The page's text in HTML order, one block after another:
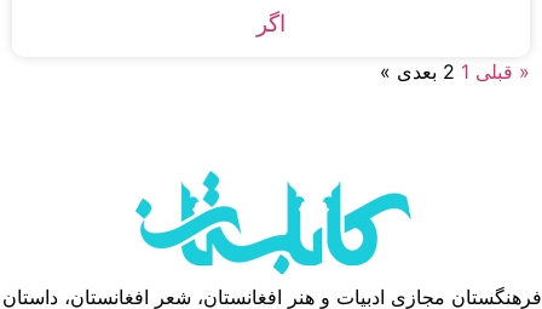
اگر
« قبلی 1
2 بعدی »
فرهنگستان مجازی ادبیات و هنر افغانستان، شعر افغانستان، داستان